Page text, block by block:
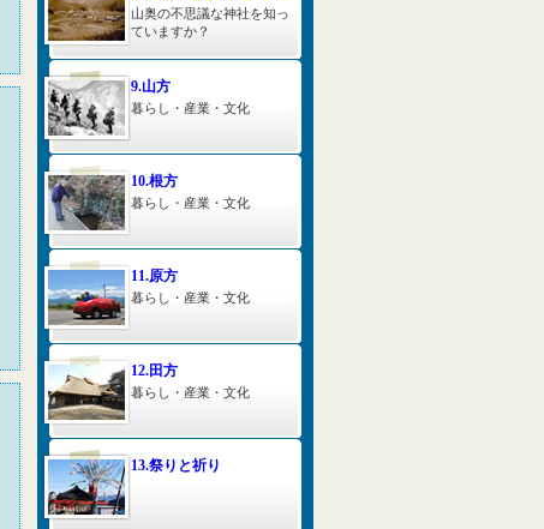
山奥の不思議な神社を知っ
ていますか？
9.山方
暮らし・産業・文化
10.根方
暮らし・産業・文化
11.原方
暮らし・産業・文化
12.田方
暮らし・産業・文化
13.祭りと祈り